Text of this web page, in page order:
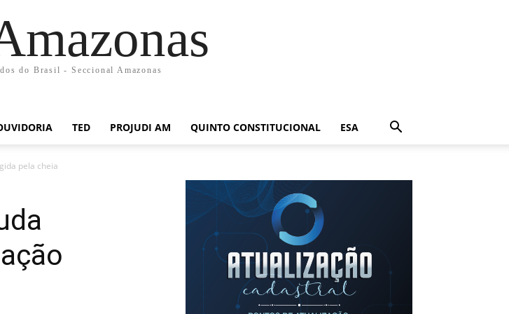
do Brasil - Seccional Amazonas
TED PROJUDI AM QUINTO CONSTITUCIONAL ESA
pela cheia